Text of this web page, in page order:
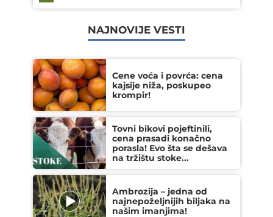
NAJNOVIJE VESTI
Cene voća i povrća: cena
kajsije niža, poskupeo
krompir!
Tovni bikovi pojeftinili,
cena prasadi konačno
porasla! Evo šta se dešava
na tržištu stoke...
Ambrozija – jedna od
najnepoželjnijih biljaka na
našim imanjima!